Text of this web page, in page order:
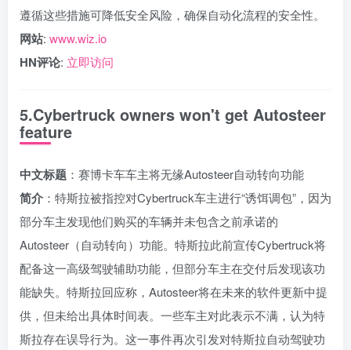
遵循这些措施可降低安全风险，确保自动化流程的安全性。
网站: www.wiz.io
HN评论: 立即访问
5.Cybertruck owners won't get Autosteer
feature
中文标题 ：赛博卡车车主将无缘Autosteer自动转向功能
简介 ：特斯拉被指控对Cybertruck车主进行“诱饵调包”，因为
部分车主发现他们购买的车辆并未包含之前承诺的
Autosteer（自动转向）功能。特斯拉此前宣传Cybertruck将
配备这一高级驾驶辅助功能，但部分车主在交付后发现该功
能缺失。特斯拉回应称，Autosteer将在未来的软件更新中提
供，但未给出具体时间表。一些车主对此表示不满，认为特
斯拉存在误导行为。这一事件再次引发对特斯拉自动驾驶功